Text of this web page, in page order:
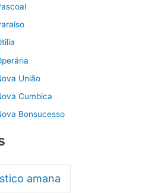
União
Cumbica
Bonsucesso
amana